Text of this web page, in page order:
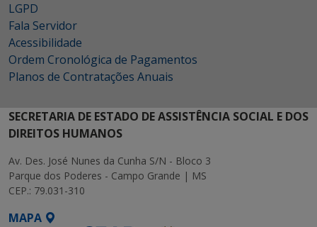
LGPD
Fala Servidor
Acessibilidade
Ordem Cronológica de Pagamentos
Planos de Contratações Anuais
SECRETARIA DE ESTADO DE ASSISTÊNCIA SOCIAL E DOS
DIREITOS HUMANOS
Av. Des. José Nunes da Cunha S/N - Bloco 3
Parque dos Poderes - Campo Grande | MS
CEP.: 79.031-310
MAPA